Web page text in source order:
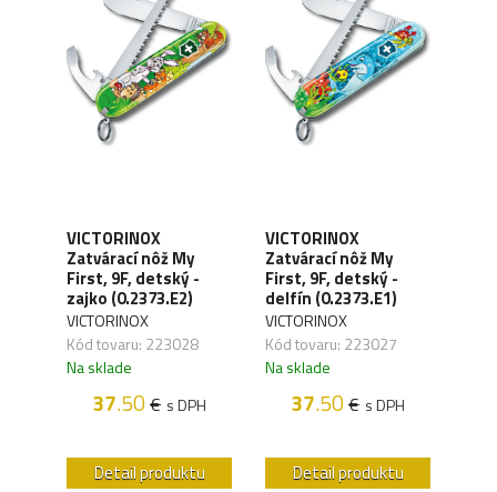
VICTORINOX
Zatvárací nôž My
First, 9F, detský -
zajko (0.2373.E2)
VICTORINOX
Kód tovaru: 223028
Na sklade
37.50€ s DPH
Detail produktu
VICTORINOX
Zatvárací nôž My
First, 9F, detský -
delfín (0.2373.E1)
VICTORINOX
Kód tovaru: 223027
Na sklade
37.50€ s DPH
Detail produktu